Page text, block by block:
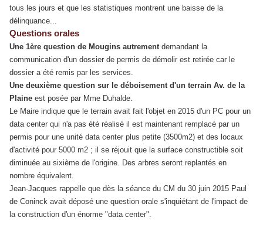
tous les jours et que les statistiques montrent une baisse de la
délinquance...
Questions orales
Une 1ère question de Mougins autrement demandant la
communication d'un dossier de permis de démolir est retirée car le
dossier a été remis par les services.
Une deuxième question sur le déboisement d'un terrain Av. de la
Plaine est posée par Mme Duhalde.
Le Maire indique que le terrain avait fait l'objet en 2015 d'un PC pour un
data center qui n'a pas été réalisé il est maintenant remplacé par un
permis pour une unité data center plus petite (3500m2) et des locaux
d'activité pour 5000 m2 ; il se réjouit que la surface constructible soit
diminuée au sixième de l'origine. Des arbres seront replantés en
nombre équivalent.
Jean-Jacques rappelle que dès la séance du CM du 30 juin 2015 Paul
de Coninck avait déposé une question orale s'inquiétant de l'impact de
la construction d'un énorme "data center".